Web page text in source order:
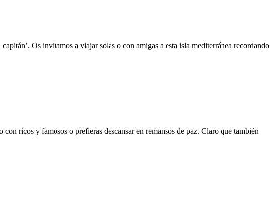
Os invitamos a viajar solas o con amigas a esta isla mediterránea recordando
ricos y famosos o prefieras descansar en remansos de paz. Claro que también